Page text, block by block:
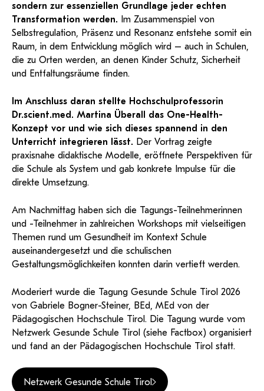
sondern zur essenziellen Grundlage jeder echten
Transformation werden. Im Zusammenspiel von
Selbstregulation, Präsenz und Resonanz entstehe somit ein
Raum, in dem Entwicklung möglich wird – auch in Schulen,
die zu Orten werden, an denen Kinder Schutz, Sicherheit
und Entfaltungsräume finden.
Im Anschluss daran stellte Hochschulprofessorin
Dr.scient.med. Martina Überall das One-Health-
Konzept vor und wie sich dieses spannend in den
Unterricht integrieren lässt. Der Vortrag zeigte
praxisnahe didaktische Modelle, eröffnete Perspektiven für
die Schule als System und gab konkrete Impulse für die
direkte Umsetzung.
Am Nachmittag haben sich die Tagungs-Teilnehmerinnen
und -Teilnehmer in zahlreichen Workshops mit vielseitigen
Themen rund um Gesundheit im Kontext Schule
auseinandergesetzt und die schulischen
Gestaltungsmöglichkeiten konnten darin vertieft werden.
Moderiert wurde die Tagung Gesunde Schule Tirol 2026
von Gabriele Bogner-Steiner, BEd, MEd von der
Pädagogischen Hochschule Tirol. Die Tagung wurde vom
Netzwerk Gesunde Schule Tirol (siehe Factbox) organisiert
und fand an der Pädagogischen Hochschule Tirol statt.
Netzwerk Gesunde Schule Tirol